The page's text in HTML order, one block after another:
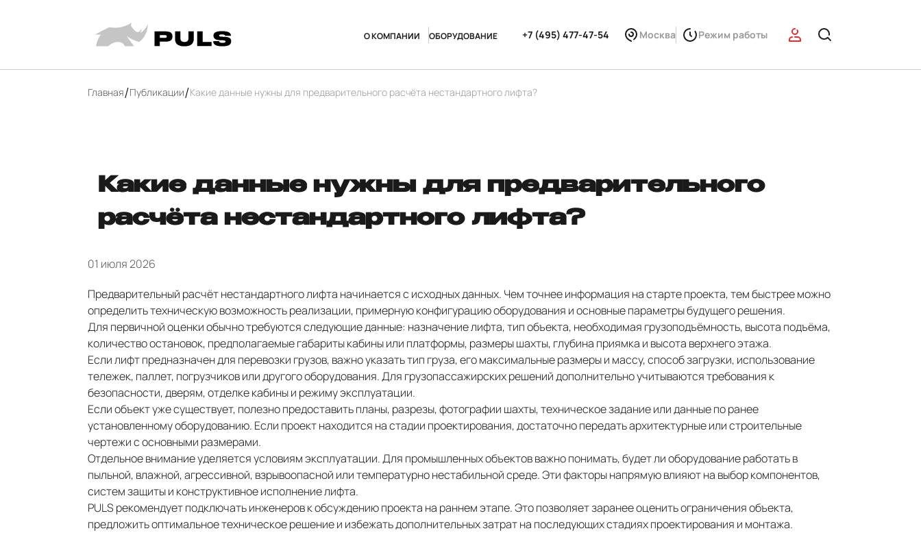
О КОМПАНИИ ОБОРУДОВАНИЕ +7 (495) 477-47-54 Москва Режим работы
Главная Публикации Какие данные нужны для предварительного расчёта нестандартного лифта?
Какие данные нужны для предварительного
расчёта нестандартного лифта?
01 июля 2026
Предварительный расчёт нестандартного лифта начинается с исходных данных. Чем точнее информация на старте проекта, тем быстрее можно
определить техническую возможность реализации, примерную конфигурацию оборудования и основные параметры будущего решения.
Для первичной оценки обычно требуются следующие данные: назначение лифта, тип объекта, необходимая грузоподъёмность, высота подъёма,
количество остановок, предполагаемые габариты кабины или платформы, размеры шахты, глубина приямка и высота верхнего этажа.
Если лифт предназначен для перевозки грузов, важно указать тип груза, его максимальные размеры и массу, способ загрузки, использование
тележек, паллет, погрузчиков или другого оборудования. Для грузопассажирских решений дополнительно учитываются требования к
безопасности, дверям, отделке кабины и режиму эксплуатации.
Если объект уже существует, полезно предоставить планы, разрезы, фотографии шахты, техническое задание или данные по ранее
установленному оборудованию. Если проект находится на стадии проектирования, достаточно передать архитектурные или строительные
чертежи с основными размерами.
Отдельное внимание уделяется условиям эксплуатации. Для промышленных объектов важно понимать, будет ли оборудование работать в
пыльной, влажной, агрессивной, взрывоопасной или температурно нестабильной среде. Эти факторы напрямую влияют на выбор компонентов,
систем защиты и конструктивное исполнение лифта.
PULS рекомендует подключать инженеров к обсуждению проекта на раннем этапе. Это позволяет заранее оценить ограничения объекта,
предложить оптимальное техническое решение и избежать дополнительных затрат на последующих стадиях проектирования и монтажа.